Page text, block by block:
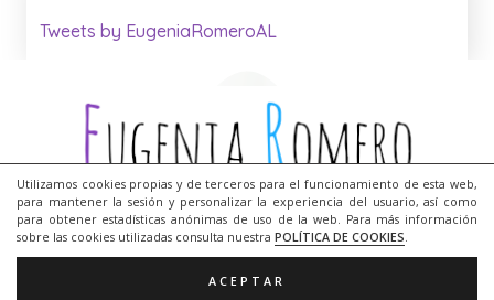
Utilizamos cookies propias y de terceros para el funcionamiento de esta web,
para mantener la sesión y personalizar la experiencia del usuario, así como
para obtener estadísticas anónimas de uso de la web. Para más información
sobre las cookies utilizadas consulta nuestra POLÍTICA DE COOKIES.
ACEPTAR
Tweets by EugeniaRomeroAL
Me llamoEugenia Romero, soy diplomada en
profesorado de EGB y maestra de Audición y